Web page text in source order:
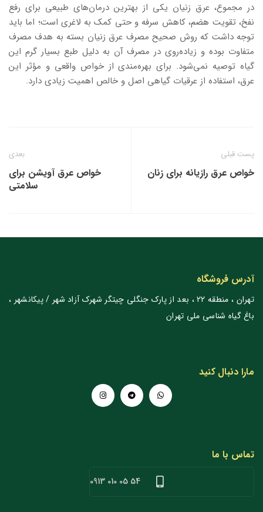
در مجموع، عرق زنیان یکی از بهترین درمان‌های طبیعی برای رفع
نفخ، تقویت هضم، کاهش سرفه و حتی کمک به لاغری است؛ اما باید
توجه داشت که روش صحیح مصرف عرق زنیان بسته به هدف مصرف
متفاوت بوده و زیاده‌روی در مصرف آن به دلیل طبع بسیار گرم این
گیاه توصیه نمی‌شود. برای بهره‌مندی از خواص واقعی و مؤثر این
عرق، استفاده از عرقیات گیاهی اصل و خالص اهمیت زیادی دارد.
پست قبلی
خواص عرق رازیانه برای زنان
بعدی
خواص عرق آویشن برای
سلامتی
آدرس فروشگاه
تهران ، منطقه 22 ، بعد از پارک جنگلی چیتگر شهرک آزاد شهر / پیکانشهر ،
باغ گیاه شناسی ملی تهران
مارا دنبال کنید
تماس با ما
54 05 010 0913